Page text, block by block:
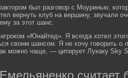
был разговор с Моуринью,
вернуть клуб на вершину, звучали
за этот шанс.
«Юнайтед». Я всегда хотел
своим шансом. Я не хочу говорить о
можно чаще, — цитирует Лукаку Sky
считает